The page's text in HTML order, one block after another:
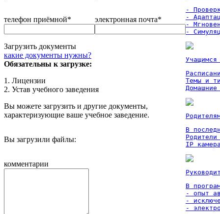
телефон приёмной* электронная почта*
Загрузить документы
какие документы нужны?
Обязательны к загрузке:
1. Лицензии
2. Устав учебного заведения
Вы можете загрузить и другие документы,
характеризующие ваше учебное заведение.
Вы загрузили файлы:
комментарии
-
-
-
-
Темы и
Домашние
В
IP
В
- опыт
-
-